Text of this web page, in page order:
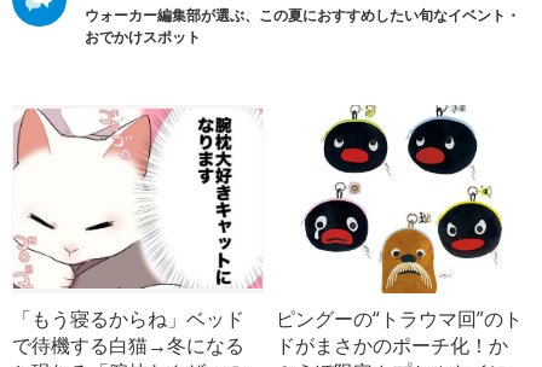
ウォーカー編集部が選ぶ、この夏におすすめしたい旬なイベント・
おでかけスポット
「もう寝るからね」ベッド
で待機する白猫→冬になる
ピングーの“トラウマ回”のト
ドがまさかのポーチ化！か